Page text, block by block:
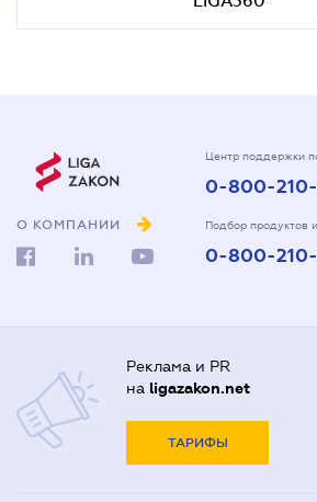
О КОМПАНИИ
Центр поддержки
0-800-210-
Подбор продуктов
0-800-210-
Реклама и PR
на ligazakon.net
ТАРИФЫ